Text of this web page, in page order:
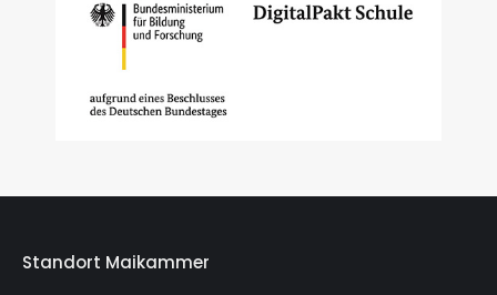
Standort Maikammer